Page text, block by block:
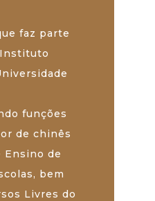
faz parte
funções
de chinês
Ensino de
bem
Livres do